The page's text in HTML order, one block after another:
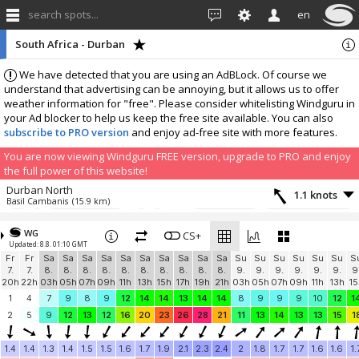
search spots... en
We have detected that you are using an AdBLock. Of course we
understand that advertising can be annoying, but it allows us to offer
weather information for "free". Please consider whitelisting Windguru in
your Ad blocker to help us keep the free site available. You can also
subscribe to PRO version and enjoy ad-free site with more features.
You are now viewing Windguru FREE version, upgrade to PRO and enjoy
the full power of this website!
South Africa - Durban
Durban North
Basil Cambanis (15.9 km) 1.1 knots
Scottburgh Caravan Park
Scotties (45.8 km)
Add your station...
WG
Updated: 8.8. 01:10 GMT
CS+
Fr
7.
20h
Fr
7.
22h
Sa
8.
03h
Sa
8.
05h
Sa
8.
07h
Sa
8.
09h
Sa
8.
11h
Sa
8.
13h
Sa
8.
15h
Sa
8.
17h
Sa
8.
19h
Sa
8.
21h
Su
9.
03h
Su
9.
05h
Su
9.
07h
Su
9.
09h
Su
9.
11h
Su
9.
13h
1
4 7 9 8 9 12 14 14 13 14 14 8 9 9 9 10 12
2
5 9 12 13 12 16 20 23 26 28 21 11 13 14 13 13 15
1.4 1.4 1.3 1.4 1.5 1.5 1.6 1.7 1.9 2.1 2.3 2.4 2 1.8 1.7 1.7 1.6 1.6